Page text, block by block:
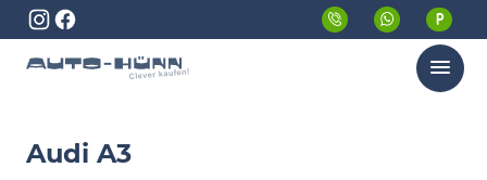
Menü
Audi A3